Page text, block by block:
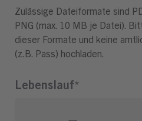
Zulässige Dateiformate sind
PNG (max. 10 MB je Datei).
dieser Formate und keine
(z.B. Pass) hochladen.